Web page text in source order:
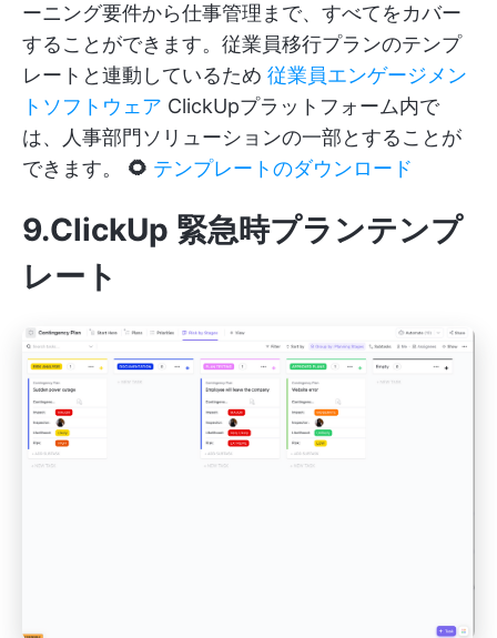
ーニング要件から仕事管理まで、すべてをカバー
することができます。従業員移行プランのテンプ
レートと連動しているため 従業員エンゲージメン
トソフトウェア ClickUpプラットフォーム内で
は、人事部門ソリューションの一部とすることが
できます。 🌻 テンプレートのダウンロード
9.ClickUp 緊急時プランテンプ
レート